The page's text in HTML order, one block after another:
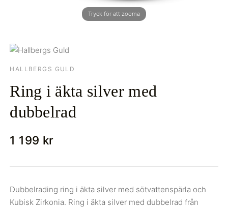
HALLBERGS GULD
Ring i äkta silver med
dubbelrad
1 199 kr
Dubbelrading ring i äkta silver med sötvattenspärla och
Kubisk Zirkonia. Ring i äkta silver med dubbelrad från